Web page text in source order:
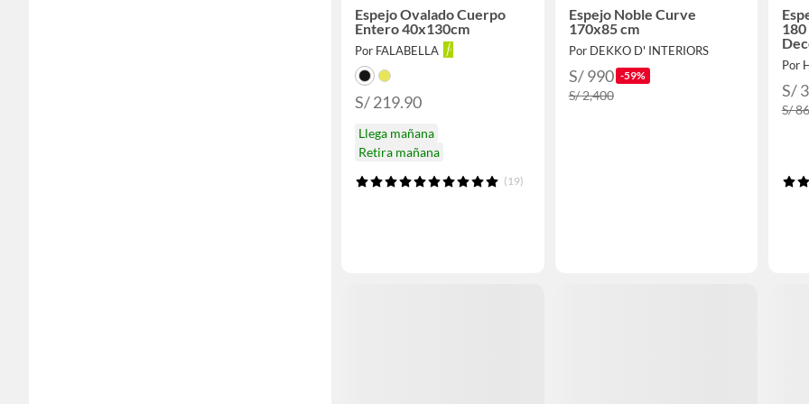
Espejo Ovalado Cuerpo
Entero 40x130cm
Por FALABELLA
S/ 219.90
Llega mañana
Retira mañana
(19)
Espejo Noble Curve
170x85 cm
Por DEKKO D' INTERIORS
S/ 990 -59%
S/ 2,400
Por
S/
S/